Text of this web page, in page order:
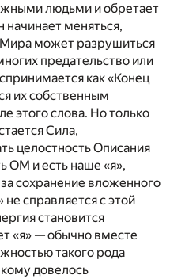
людьми и обретает
начинает меняться,
Мира может разрушиться
предательство или
как «Конец
их собственным
этого слова. Но только
Сила,
целостность Описания
ОМ и есть наше «я»,
сохранение вложенного
справляется с этой
становится
«я» — обычно вместе
такого рода
довелось